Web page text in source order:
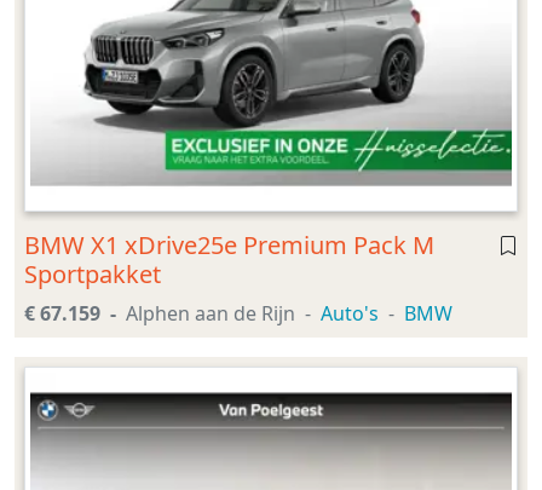
BMW X1 xDrive25e Premium Pack M
Sportpakket
€ 67.159 Alphen aan de Rijn Auto's BMW